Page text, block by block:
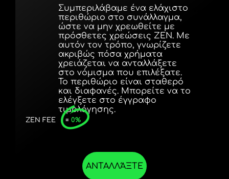
Türkiye (Türkçe)
Singapore (English)
United Kingdom (English)
International (English)
Συμπεριλάβαμε ένα ελάχιστο
περιθώριο στο συνάλλαγμα,
ώστε να μην χρεωθείτε με
πρόσθετες χρεώσεις ZEN. Με
αυτόν τον τρόπο, γνωρίζετε
ακριβώς πόσα χρήματα
χρειάζεται να ανταλλάξετε
στο νόμισμα που επιλέξατε.
Το περιθώριο είναι σταθερό
και διαφανές. Μπορείτε να το
ελέγξετε στο έγγραφο
τιμολόγησης.
ZEN FEE = 0%
ΑΝΤΑΛΛΆΞΤΕ